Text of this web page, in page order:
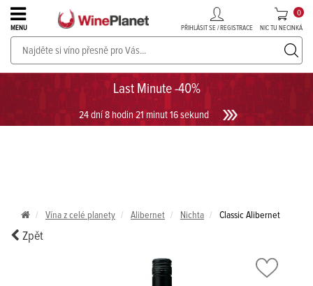
Last Minute -40%
24 dní 8 hodin 21 minut 16 sekund
MENU PŘIHLÁSIT SE / REGISTRACE NIC TU NECINKÁ
0
PROSECCO v akci až do -30%!UKÁZAT PROSECCO
Vína z celé planety Alibernet Nichta Classic Alibernet
Zpět